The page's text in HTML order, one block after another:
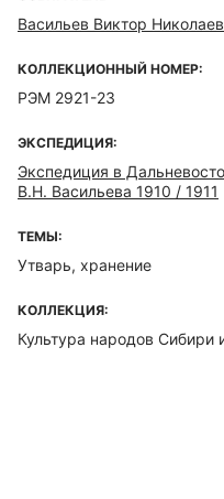
Васильев Виктор
КОЛЛЕКЦИОННЫЙ НОМЕР:
РЭМ 2921-23
ЭКСПЕДИЦИЯ:
Экспедиция в
В.Н. Васильева 1910 / 1911
ТЕМЫ:
Утварь, хранение
КОЛЛЕКЦИЯ:
Культура народов Сибири